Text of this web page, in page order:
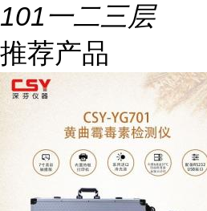
101一二三层
推荐产品